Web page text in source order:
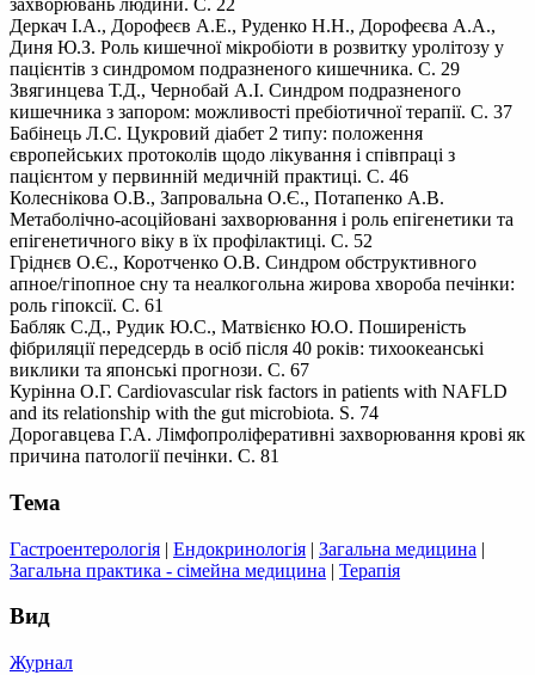
захворювань людини. С. 22
Деркач І.А., Дорофеєв А.Е., Руденко Н.Н., Дорофеєва А.А.,
Диня Ю.З. Роль кишечної мікробіоти в розвитку уролітозу у
пацієнтів з синдромом подразненого кишечника. С. 29
Звягинцева Т.Д., Чернобай А.І. Синдром подразненого
кишечника з запором: можливості пребіотичної терапії. С. 37
Бабінець Л.С. Цукровий діабет 2 типу: положення
європейських протоколів щодо лікування і співпраці з
пацієнтом у первинній медичній практиці. С. 46
Колеснікова О.В., Запровальна О.Є., Потапенко А.В.
Метаболічно-асоційовані захворювання і роль епігенетики та
епігенетичного віку в їх профілактиці. С. 52
Гріднєв О.Є., Коротченко О.В. Синдром обструктивного
апное/гіпопное сну та неалкогольна жирова хвороба печінки:
роль гіпоксії. С. 61
Бабляк С.Д., Рудик Ю.С., Матвієнко Ю.О. Поширеність
фібриляції передсердь в осіб після 40 років: тихоокеанські
виклики та японські прогнози. С. 67
Курінна О.Г. Cardiovascular risk factors in patients with NAFLD
and its relationship with the gut microbiota. S. 74
Дорогавцева Г.А. Лімфопроліферативні захворювання крові як
причина патології печінки. С. 81
Тема
Гастроентерологія | Ендокринологія | Загальна медицина |
Загальна практика - сімейна медицина | Терапія
Вид
Журнал